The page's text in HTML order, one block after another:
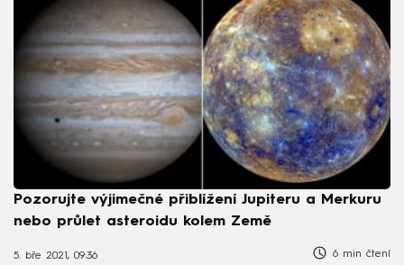
Pozorujte výjimečné přiblížení Jupiteru a Merkuru
nebo průlet asteroidu kolem Země
5. bře 2021, 09:36 6 min čtení